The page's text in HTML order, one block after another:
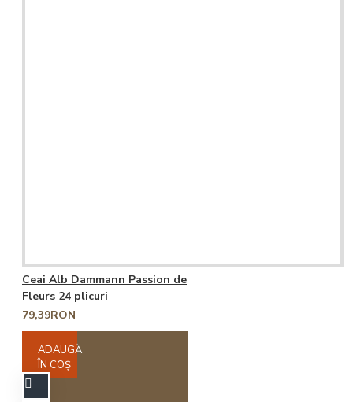
Ceai Alb Dammann Passion de
Fleurs 24 plicuri
79,39RON
ADAUGĂ
ÎN COŞ